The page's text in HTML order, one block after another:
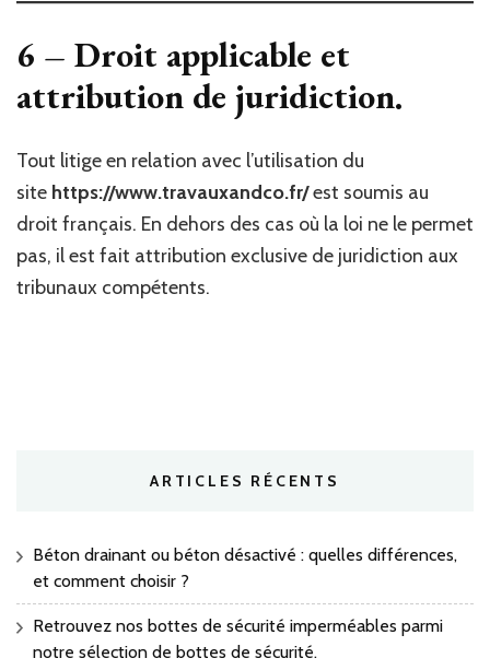
6 – Droit applicable et
attribution de juridiction.
Tout litige en relation avec l’utilisation du
site https://www.travauxandco.fr/est soumis au
droit français. En dehors des cas où la loi ne le permet
pas, il est fait attribution exclusive de juridiction aux
tribunaux compétents.
ARTICLES RÉCENTS
Béton drainant ou béton désactivé : quelles différences,
et comment choisir ?
Retrouvez nos bottes de sécurité imperméables parmi
notre sélection de bottes de sécurité.